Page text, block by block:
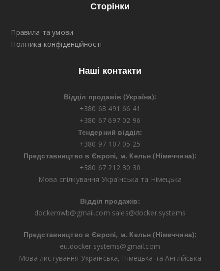
Сторінки
Правила та умови
Політика конфіденційності
Наші контакти
Відділ продажів (Україна):
+380 68 491 66 41
+380 67 697 02 96
Тендерний відділ:
+380 97 107 05 25
Представництво в Європі, м. Кельн (Німеччина):
+380 67 212 30 30
Мова спілкування Українська та Німецька
Відділ продажів:
dockernwb@gmail.com sales@docker.systems
Представництво в Європі, м. Кельн (Німеччина):
eu.docker.systems@gmail.com
Мова листування Українська, Німецька та Англійська